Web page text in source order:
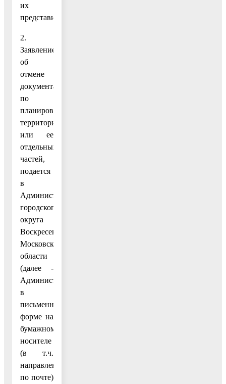
их
представителей.
2.
Заявление
об
отмене
документации
по
планировке
территории
или ее
отдельных
частей,
подается
в
Администрацию
городского
округа
Воскресенск
Московской
области
(далее -
Администрация)
в
письменной
форме на
бумажном
носителе
(в т.ч.
направленным
по почте)